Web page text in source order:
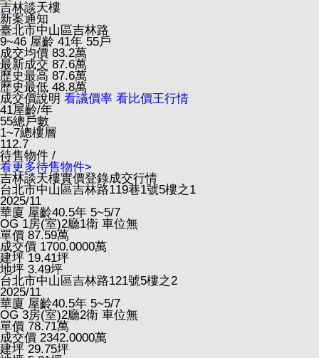
吉林談天樓
新案通知
臺北市中山區吉林路
9~46 屋齡 41年 55戶
成交均價 83.2萬
最新成交 87.6萬
歷史最高 87.6萬
歷史最低 48.8萬
成交價說明 看議價率 看比價王行情
41屋齡/年
55總戶數
1~7總樓層
112.7
待售物件 /
看更多待售物件>
吉林談天樓實價登錄成交行情
台北市中山區吉林路119巷1號5樓之1
2025/11
華廈 屋齡40.5年 5~5/7
OG 1房(室)2廳1衛 車位無
單價 87.59萬
成交價 1700.0000萬
建坪 19.41坪
地坪 3.49坪
台北市中山區吉林路121號5樓之2
2025/11
華廈 屋齡40.5年 5~5/7
OG 3房(室)2廳2衛 車位無
單價 78.71萬
成交價 2342.0000萬
建坪 29.75坪